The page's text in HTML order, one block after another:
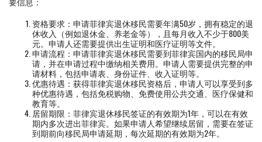
资格要求：申请菲律宾退休移民需要年满50岁，拥有稳定的退
休收入（例如退休金、养老金等），且每月收入不少于800美
元。申请人还需要提供出生证明和医疗证明等文件。
申请流程：申请菲律宾退休移民需要到菲律宾国内的移民局申
请，并在申请过程中缴纳相关费用。申请人需要提供完整的申
请材料，包括申请表、身份证件、收入证明等。
优惠待遇：获得菲律宾退休移民资格后，申请人可以享受到多
种优惠待遇，包括免税购物、免费使用公共交通、医疗保健和
教育等。
居留期限：菲律宾退休移民签证的有效期为1年，可以在有效
期内多次进出菲律宾。如果申请人希望继续居留，需要在签证
到期前向移民局申请延期，每次延期的有效期为2年。